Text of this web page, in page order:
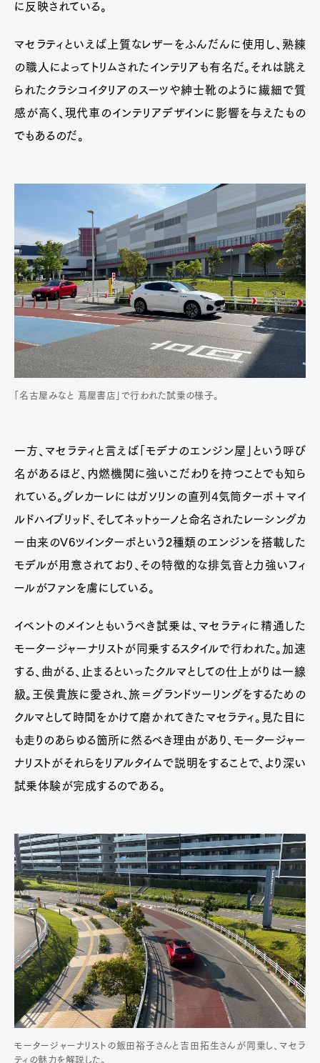
に反映されている。
マセラティといえば上質なレザーをふんだんに使用し、熟練
の職人によってトリムされたインテリアも有名だ。それは誂え
られたクラシコイタリアのスーツや紳士靴のように繊細で質
感が高く、現代車のインテリアデザインに影響を与えたもの
でもあるのだ。
「名古屋みなと 蔦屋書店」で行われた試乗の様子。
一方、マセラティと言えば「モデナのエンジン屋」という呼び
名があるほど、内燃機関に強いこだわりを持つことでも知ら
れている。グレカーレにはガソリンの直列4気筒ターボ＋マイ
ルドハイブリッド、そしてネットゥーノと命名されたレーシングカ
ー由来のV6ツインターボという2種類のエンジンを搭載した
モデルが用意されており、その特徴的な排気音と力強いフィ
ールがファンを虜にしている。
イベントのメインともいうべき試乗は、マセラティに精通した
モータージャーナリストが同乗するスタイルで行われた。加速
する、曲がる、止まるといったクルマとしての仕上がりは一線
級。王侯貴族に愛され、旅＝グランドツーリングをするための
クルマとして時間をかけて磨かれてきたマセラティ。見た目に
も走りのあらゆる箇所に然るべき理由があり、モータージャー
ナリストがそれらをリアルタイムで説明をすることで、より深い
試乗体験が完成するのである。
モータージャーナリストの飯田裕子さんと吉田拓生さんが同乗し、マセラ
ティの魅力を解説した。